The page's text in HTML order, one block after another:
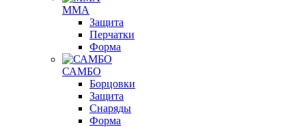
ММА
Защита
Перчатки
Форма
САМБО
Борцовки
Защита
Снаряды
Форма